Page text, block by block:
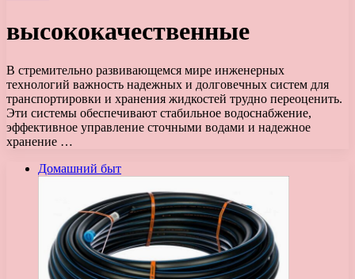
высококачественные
В стремительно развивающемся мире инженерных
технологий важность надежных и долговечных систем для
транспортировки и хранения жидкостей трудно переоценить.
Эти системы обеспечивают стабильное водоснабжение,
эффективное управление сточными водами и надежное
хранение …
Домашний быт